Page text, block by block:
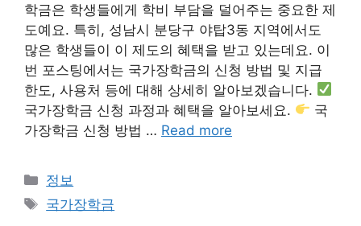
학금은 학생들에게 학비 부담을 덜어주는 중요한 제
도예요. 특히, 성남시 분당구 야탑3동 지역에서도
많은 학생들이 이 제도의 혜택을 받고 있는데요. 이
번 포스팅에서는 국가장학금의 신청 방법 및 지급
한도, 사용처 등에 대해 상세히 알아보겠습니다.
국가장학금 신청 과정과 혜택을 알아보세요.
국
가장학금 신청 방법 … Read more
카
테
고
정보
태
국가장학금